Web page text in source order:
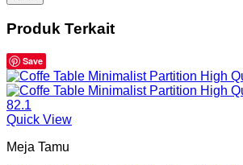
Produk Terkait
Save
Quick View
Meja Tamu